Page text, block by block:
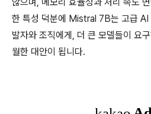
한 특성 덕분에 Mistral 7B는 고급 AI
발자와 조직에게, 더 큰 모델들이 요
월한 대안이 됩니다.